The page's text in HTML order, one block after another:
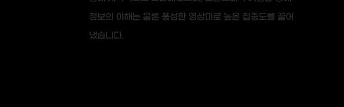
정보의 이해는 물론 풍성한 영상미로 높은 집중도를 끌어
냈습니다.